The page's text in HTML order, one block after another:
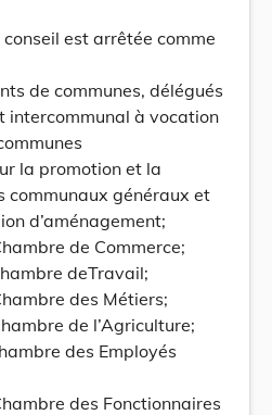
est arrêtée comme
de communes, délégués
intercommunal à vocation
la promotion et la
communaux généraux et
d’aménagement;
de Commerce;
deTravail;
des Métiers;
de l’Agriculture;
des Employés
des Fonctionnaires